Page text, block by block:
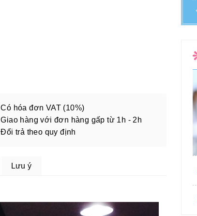
Có hóa đơn VAT (10%)
Giao hàng với đơn hàng gấp từ 1h - 2h
Đổi trả theo quy định
Lưu ý